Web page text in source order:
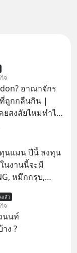
จ
อาณาจักร
ที่ถูกกลืนกิน |
ยสงสัยไหมทำไม
JBL ถึงวางขาย
ระดับเทพที่นัก
อมจ่ายเงินหลัก
เบื้องหลังความ
องโลกธุรกิจ
ไปด้วยมูลค่า 8
และสิ่ง
นแมน ปีนี้ ลงทุน
นงานนี้จะมี
หมึกกรุบ,
อิชิตัน
ธุรกิจ
แล้ว
จ
นนท์
ง ?